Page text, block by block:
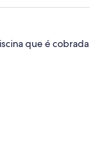
pessoa
que é cobrada